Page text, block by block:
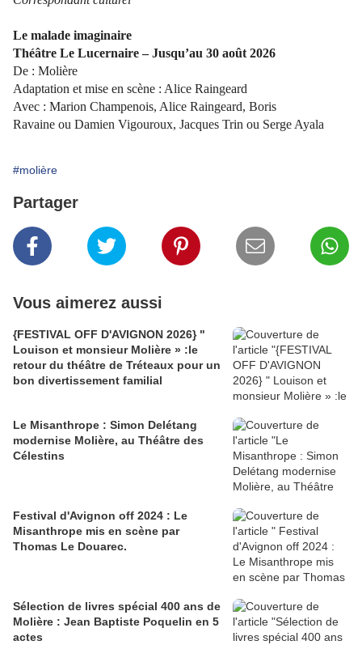
Le malade imaginaire
Théâtre Le Lucernaire – Jusqu’au 30 août 2026
De : Molière
Adaptation et mise en scène : Alice Raingeard
Avec : Marion Champenois, Alice Raingeard, Boris
Ravaine ou Damien Vigouroux, Jacques Trin ou Serge Ayala
#molière
Partager
Vous aimerez aussi
{FESTIVAL OFF D'AVIGNON 2026} "
Louison et monsieur Molière » :le
retour du théâtre de Tréteaux pour un
bon divertissement familial
Le Misanthrope : Simon Delétang
modernise Molière, au Théâtre des
Célestins
Festival d'Avignon off 2024 : Le
Misanthrope mis en scène par
Thomas Le Douarec.
Sélection de livres spécial 400 ans de
Molière : Jean Baptiste Poquelin en 5
actes